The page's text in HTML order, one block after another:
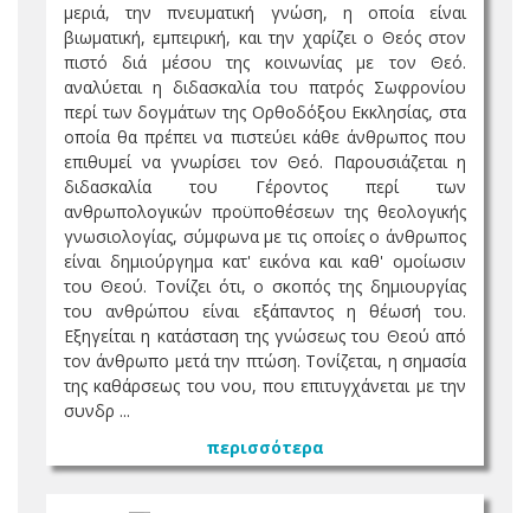
μεριά, την πνευματική γνώση, η οποία είναι
βιωματική, εμπειρική, και την χαρίζει ο Θεός στον
πιστό διά μέσου της κοινωνίας με τον Θεό.
αναλύεται η διδασκαλία του πατρός Σωφρονίου
περί των δογμάτων της Ορθοδόξου Εκκλησίας, στα
οποία θα πρέπει να πιστεύει κάθε άνθρωπος που
επιθυμεί να γνωρίσει τον Θεό. Παρουσιάζεται η
διδασκαλία του Γέροντος περί των
ανθρωπολογικών προϋποθέσεων της θεολογικής
γνωσιολογίας, σύμφωνα με τις οποίες ο άνθρωπος
είναι δημιούργημα κατ' εικόνα και καθ' ομοίωσιν
του Θεού. Τονίζει ότι, ο σκοπός της δημιουργίας
του ανθρώπου είναι εξάπαντος η θέωσή του.
Εξηγείται η κατάσταση της γνώσεως του Θεού από
τον άνθρωπο μετά την πτώση. Τονίζεται, η σημασία
της καθάρσεως του νου, που επιτυγχάνεται με την
συνδρ ...
περισσότερα